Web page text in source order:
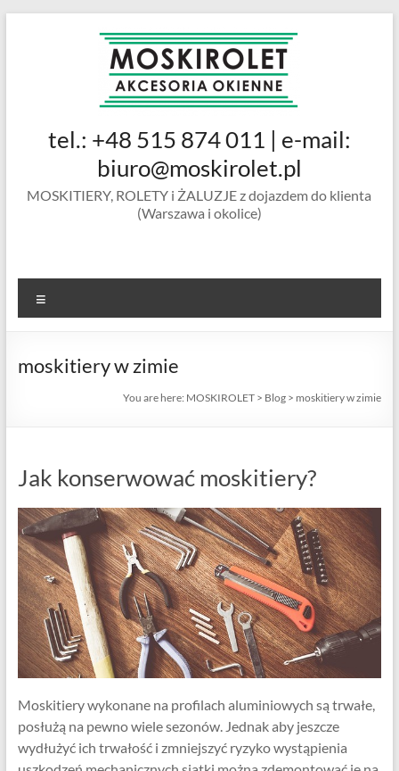
MOSKIROLET
siatki na
okienne |
ramkowe i
drzwiowe
tel.: +48 515 874 011 | e-mail:
biuro@moskirolet.pl
MOSKITIERY, ROLETY i ŻALUZJE z dojazdem do klienta
(Warszawa i okolice)
moskitiery w zimie
You are here: MOSKIROLET > Blog > moskitiery w zimie
Jak konserwować moskitiery?
Moskitiery wykonane na profilach aluminiowych są trwałe,
posłużą na pewno wiele sezonów. Jednak aby jeszcze
wydłużyć ich trwałość i zmniejszyć ryzyko wystąpienia